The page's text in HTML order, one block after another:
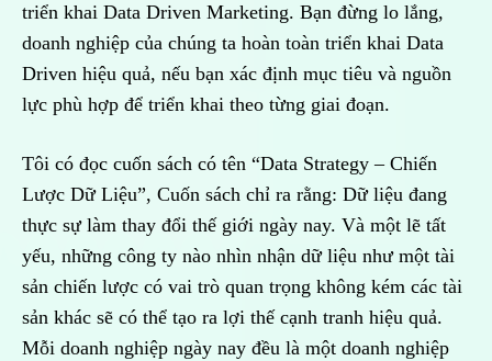
triển khai Data Driven Marketing. Bạn đừng lo lắng,
doanh nghiệp của chúng ta hoàn toàn triển khai Data
Driven hiệu quả, nếu bạn xác định mục tiêu và nguồn
lực phù hợp để triển khai theo từng giai đoạn.
Tôi có đọc cuốn sách có tên “Data Strategy – Chiến
Lược Dữ Liệu”, Cuốn sách chỉ ra rằng: Dữ liệu đang
thực sự làm thay đổi thế giới ngày nay. Và một lẽ tất
yếu, những công ty nào nhìn nhận dữ liệu như một tài
sản chiến lược có vai trò quan trọng không kém các tài
sản khác sẽ có thể tạo ra lợi thế cạnh tranh hiệu quả.
Mỗi doanh nghiệp ngày nay đều là một doanh nghiệp